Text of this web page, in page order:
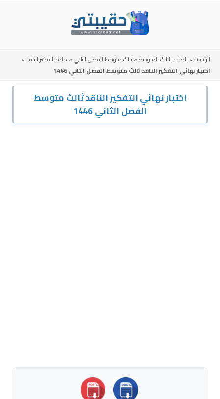
الرئيسية» الصف الثالث المتوسط»ثالث متوسط الفصل الثاني» مادة التفكير الناقد»
اختبار نهائي التفكير الناقد ثالث متوسط الفصل الثاني 1446
اختبار نهائي التفكير الناقد ثالث متوسط
الفصل الثاني 1446